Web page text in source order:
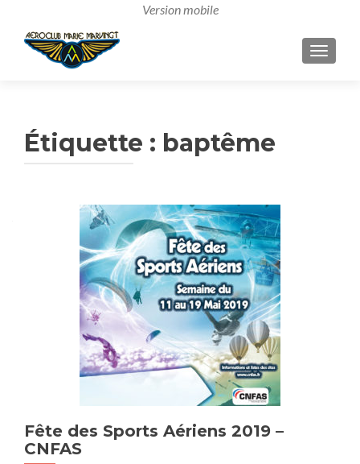
Étiquette : baptême
Fête des Sports Aériens 2019 –
CNFAS